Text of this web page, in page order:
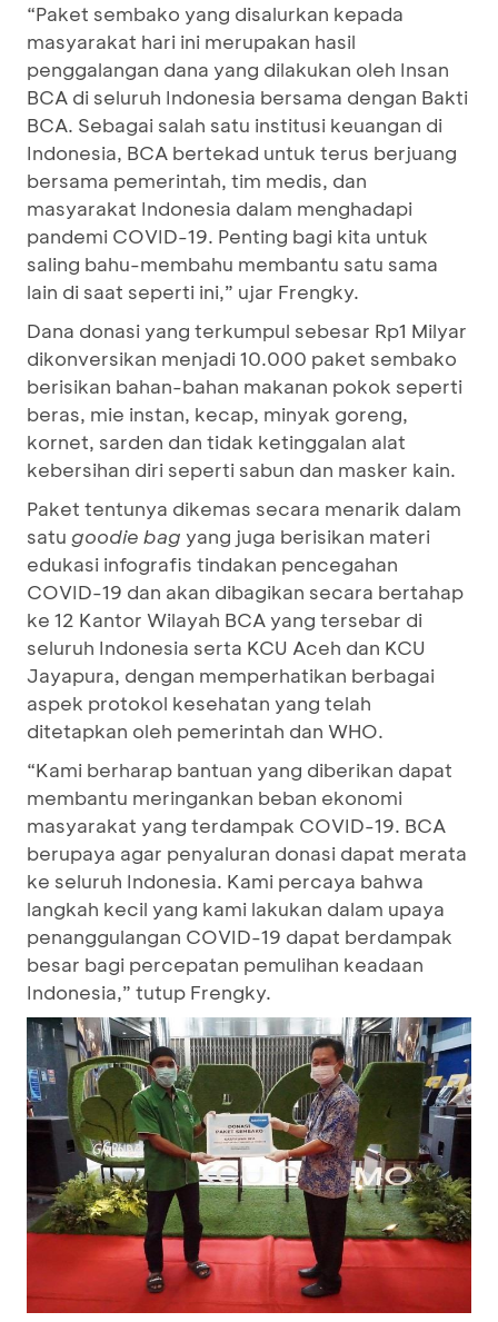
“Paket sembako yang disalurkan kepada
masyarakat hari ini merupakan hasil
penggalangan dana yang dilakukan oleh Insan
BCA di seluruh Indonesia bersama dengan Bakti
BCA. Sebagai salah satu institusi keuangan di
Indonesia, BCA bertekad untuk terus berjuang
bersama pemerintah, tim medis, dan
masyarakat Indonesia dalam menghadapi
pandemi COVID-19. Penting bagi kita untuk
saling bahu-membahu membantu satu sama
lain di saat seperti ini,” ujar Frengky.
Dana donasi yang terkumpul sebesar Rp1 Milyar
dikonversikan menjadi 10.000 paket sembako
berisikan bahan-bahan makanan pokok seperti
beras, mie instan, kecap, minyak goreng,
kornet, sarden dan tidak ketinggalan alat
kebersihan diri seperti sabun dan masker kain.
Paket tentunya dikemas secara menarik dalam
satu goodie bag yang juga berisikan materi
edukasi infografis tindakan pencegahan
COVID-19 dan akan dibagikan secara bertahap
ke 12 Kantor Wilayah BCA yang tersebar di
seluruh Indonesia serta KCU Aceh dan KCU
Jayapura, dengan memperhatikan berbagai
aspek protokol kesehatan yang telah
ditetapkan oleh pemerintah dan WHO.
“Kami berharap bantuan yang diberikan dapat
membantu meringankan beban ekonomi
masyarakat yang terdampak COVID-19. BCA
berupaya agar penyaluran donasi dapat merata
ke seluruh Indonesia. Kami percaya bahwa
langkah kecil yang kami lakukan dalam upaya
penanggulangan COVID-19 dapat berdampak
besar bagi percepatan pemulihan keadaan
Indonesia,” tutup Frengky.